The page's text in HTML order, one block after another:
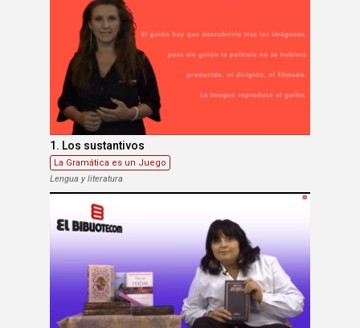
1. Los sustantivos
La Gramática es un Juego
Lengua y literatura